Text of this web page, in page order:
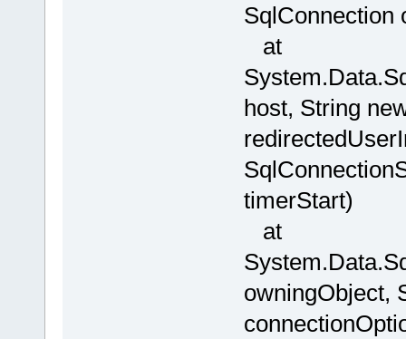
SqlConnection
at
host, String
timerStart)
at
owningObject,